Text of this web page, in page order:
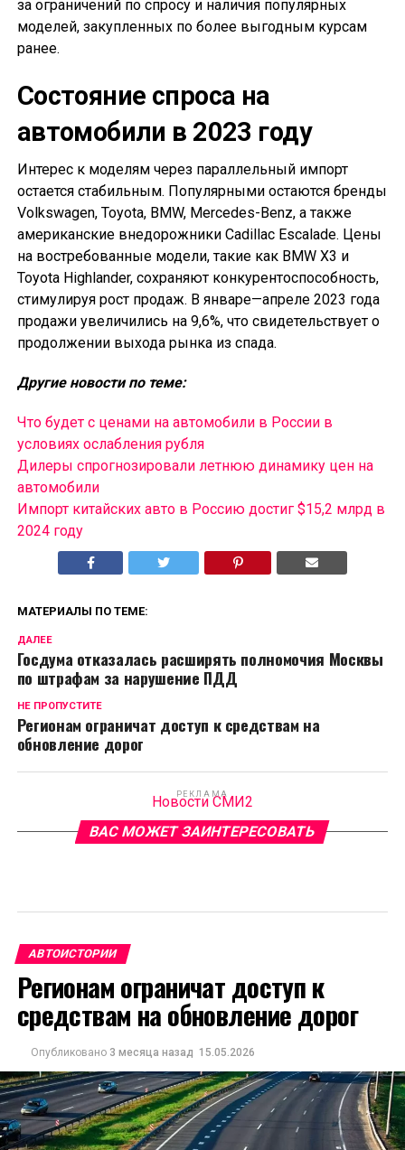
за ограничений по спросу и наличия популярных
моделей, закупленных по более выгодным курсам
ранее.
Состояние спроса на
автомобили в 2023 году
Интерес к моделям через параллельный импорт
остается стабильным. Популярными остаются бренды
Volkswagen, Toyota, BMW, Mercedes-Benz, а также
американские внедорожники Cadillac Escalade. Цены
на востребованные модели, такие как BMW X3 и
Toyota Highlander, сохраняют конкурентоспособность,
стимулируя рост продаж. В январе—апреле 2023 года
продажи увеличились на 9,6%, что свидетельствует о
продолжении выхода рынка из спада.
Другие новости по теме:
Что будет с ценами на автомобили в России в
условиях ослабления рубля
Дилеры спрогнозировали летнюю динамику цен на
автомобили
Импорт китайских авто в Россию достиг $15,2 млрд в
2024 году
МАТЕРИАЛЫ ПО ТЕМЕ:
ДАЛЕЕ
Госдума отказалась расширять полномочия Москвы
по штрафам за нарушение ПДД
НЕ ПРОПУСТИТЕ
Регионам ограничат доступ к средствам на
обновление дорог
РЕКЛАМА
Новости СМИ2
ВАС МОЖЕТ ЗАИНТЕРЕСОВАТЬ
АВТОИСТОРИИ
Регионам ограничат доступ к
средствам на обновление дорог
Опубликовано 3 месяца назад 15.05.2026